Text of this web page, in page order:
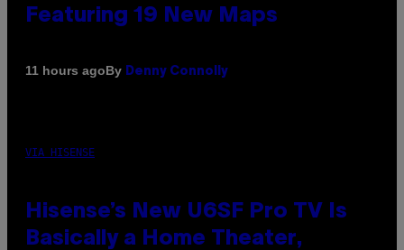
Featuring 19 New Maps
11 hours agoBy Denny Connolly
VIA HISENSE
Hisense’s New U6SF Pro TV Is
Basically a Home Theater,